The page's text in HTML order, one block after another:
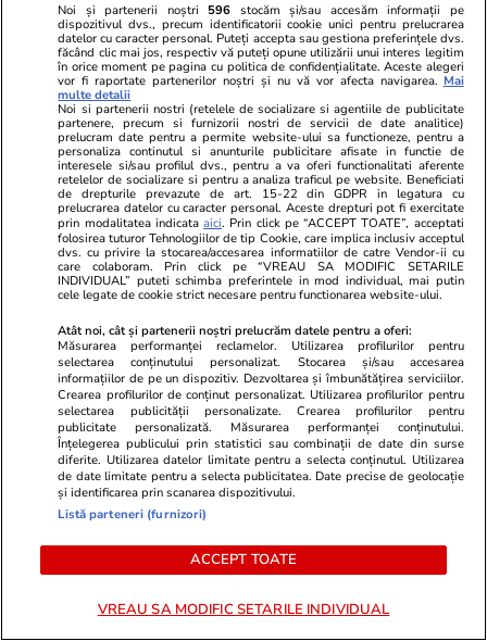
Tehnologie 16 iul.
Hoții de telefoane încearcă să păcălească
victimele și după ce le-au furat dispozitivele,
avertizează Telekom
Citește mai multe
TRENDING
Stare de urgență pe șapte insule grecești din
cauza lipsei apei: turiștii sunt recompensați
dacă renunță la unele servicii din hoteluri
Știri România 16 iul.
Cât este ajutorul de înmormântare în 2026
după creșterea salariului minim. Cine primește
suma și care sunt condițiile de acordare
Noi și partenerii noștri 596 stocăm și/sau accesăm informații pe
dispozitivul dvs., precum identificatorii cookie unici pentru prelucrarea
datelor cu caracter personal. Puteți accepta sau gestiona preferințele dvs.
făcând clic mai jos, respectiv vă puteți opune utilizării unui interes legitim
în orice moment pe pagina cu politica de confidențialitate. Aceste alegeri
vor fi raportate partenerilor noștri și nu vă vor afecta navigarea. Mai
multe detalii
Noi si partenerii nostri (retelele de socializare si agentiile de publicitate
partenere, precum si furnizorii nostri de servicii de date analitice)
prelucram date pentru a permite website-ului sa functioneze, pentru a
personaliza continutul si anunturile publicitare afisate in functie de
interesele si/sau profilul dvs., pentru a va oferi functionalitati aferente
retelelor de socializare si pentru a analiza traficul pe website. Beneficiati
de drepturile prevazute de art. 15-22 din GDPR in legatura cu
prelucrarea datelor cu caracter personal. Aceste drepturi pot fi exercitate
prin modalitatea indicataaici. Prin click pe “ACCEPT TOATE”, acceptati
folosirea tuturor Tehnologiilor de tip Cookie, care implica inclusiv acceptul
dvs. cu privire la stocarea/accesarea informatiilor de catre Vendor-ii cu
care colaboram. Prin click pe “VREAU SA MODIFIC SETARILE
INDIVIDUAL” puteti schimba preferintele in mod individual, mai putin
cele legate de cookie strict necesare pentru functionarea website-ului.
Atât noi, cât și partenerii noștri prelucrăm datele pentru a oferi:
Măsurarea performanței reclamelor. Utilizarea profilurilor pentru
selectarea conținutului personalizat. Stocarea și/sau accesarea
informațiilor de pe un dispozitiv. Dezvoltarea și îmbunătățirea serviciilor.
Crearea profilurilor de conținut personalizat. Utilizarea profilurilor pentru
selectarea publicității personalizate. Crearea profilurilor pentru
publicitate personalizată. Măsurarea performanței conținutului.
Înțelegerea publicului prin statistici sau combinații de date din surse
diferite. Utilizarea datelor limitate pentru a selecta conținutul. Utilizarea
de date limitate pentru a selecta publicitatea. Date precise de geolocație
și identificarea prin scanarea dispozitivului.
Listă parteneri (furnizori)
ACCEPT TOATE
VREAU SA MODIFIC SETARILE INDIVIDUAL